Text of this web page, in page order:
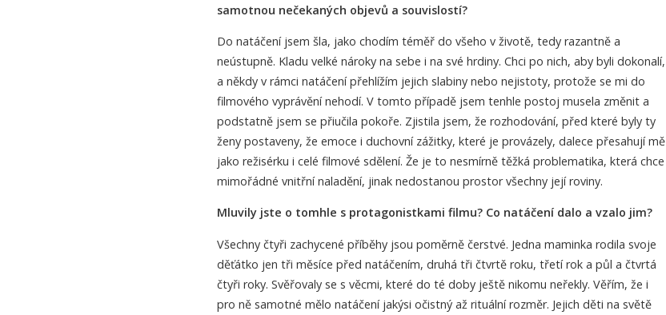
samotnou nečekaných objevů a souvislostí?
Do natáčení jsem šla, jako chodím téměř do všeho v životě, tedy razantně a
neústupně. Kladu velké nároky na sebe i na své hrdiny. Chci po nich, aby byli dokonalí,
a někdy v rámci natáčení přehlížím jejich slabiny nebo nejistoty, protože se mi do
filmového vyprávění nehodí. V tomto případě jsem tenhle postoj musela změnit a
podstatně jsem se přiučila pokoře. Zjistila jsem, že rozhodování, před které byly ty
ženy postaveny, že emoce i duchovní zážitky, které je provázely, dalece přesahují mě
jako režisérku i celé filmové sdělení. Že je to nesmírně těžká problematika, která chce
mimořádné vnitřní naladění, jinak nedostanou prostor všechny její roviny.
Mluvily jste o tomhle s protagonistkami filmu? Co natáčení dalo a vzalo jim?
Všechny čtyři zachycené příběhy jsou poměrně čerstvé. Jedna maminka rodila svoje
děťátko jen tři měsíce před natáčením, druhá tři čtvrtě roku, třetí rok a půl a čtvrtá
čtyři roky. Svěřovaly se s věcmi, které do té doby ještě nikomu neřekly. Věřím, že i
pro ně samotné mělo natáčení jakýsi očistný až rituální rozměr. Jejich děti na světě